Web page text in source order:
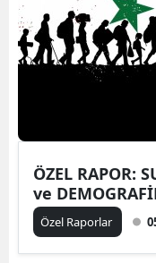
ÖZEL RAPOR:
ve
Özel Raporlar